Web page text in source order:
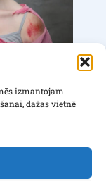
izmantojam
dažas vietnē
Privātuma politika
paziņojums